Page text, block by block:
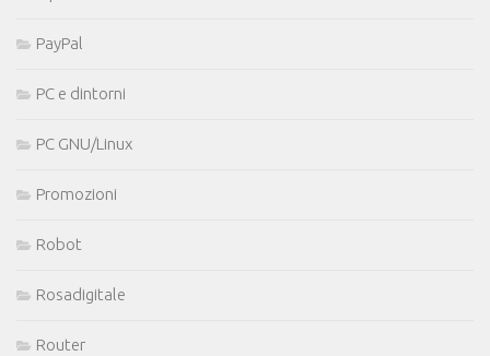
PayPal
PC e dintorni
PC GNU/Linux
Promozioni
Robot
Rosadigitale
Router